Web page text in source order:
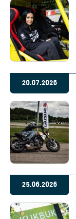
20.07.2026
25.06.2026